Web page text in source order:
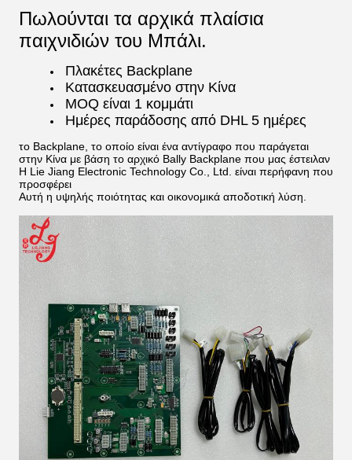
Πωλούνται τα αρχικά πλαίσια
παιχνιδιών του Μπάλι.
Πλακέτες Backplane
Κατασκευασμένο στην Κίνα
MOQ είναι 1 κομμάτι
Ημέρες παράδοσης από DHL 5 ημέρες
το Backplane, το οποίο είναι ένα αντίγραφο που παράγεται
στην Κίνα με βάση το αρχικό Bally Backplane που μας έστειλαν
Η Lie Jiang Electronic Technology Co., Ltd. είναι περήφανη που
προσφέρει
Αυτή η υψηλής ποιότητας και οικονομικά αποδοτική λύση.